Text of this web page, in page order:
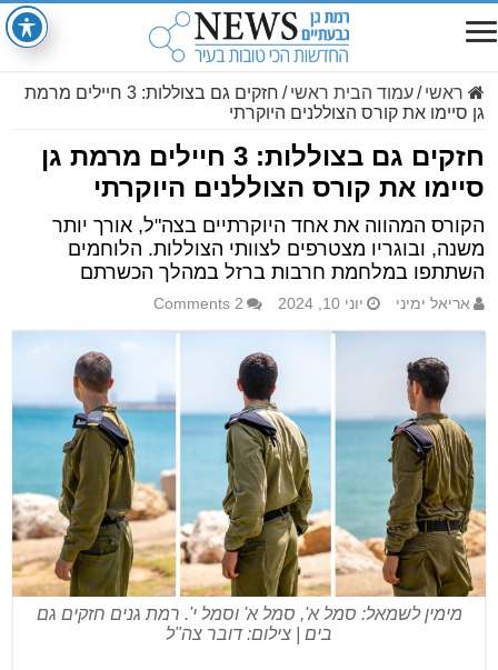
ראשי /עמוד הבית ראשי /
חזקים גם בצוללות: 3 חיילים מרמת
גן סיימו את קורס הצוללנים היוקרתי
חזקים גם בצוללות: 3 חיילים מרמת גן
סיימו את קורס הצוללנים היוקרתי
הקורס המהווה את אחד היוקרתיים בצה"ל, אורך יותר
משנה, ובוגריו מצטרפים לצוותי הצוללות. הלוחמים
השתתפו במלחמת חרבות ברזל במהלך הכשרתם
אריאל ימיני יוני 10, 2024 2 Comments
מימין לשמאל: סמל א', סמל א' וסמל י'. רמת גנים חזקים גם
בים | צילום: דובר צה"ל